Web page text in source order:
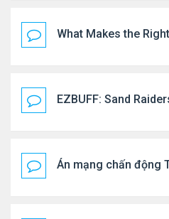
What Makes the
EZBUFF: Sand
Án mạng chấn động